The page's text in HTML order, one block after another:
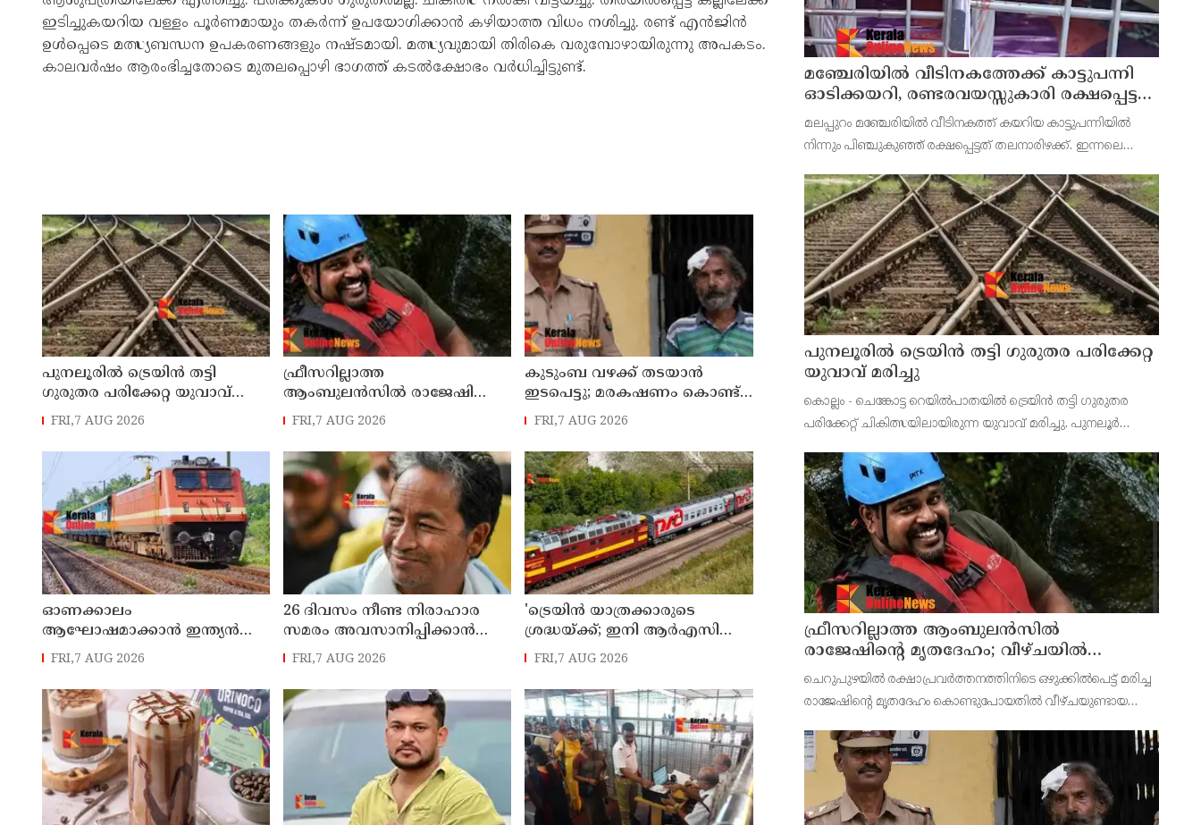
ഇടിച്ചുകയറിയ വള്ളം പൂർണമായും തകർന്ന് ഉപയോഗിക്കാൻ കഴിയാത്ത വിധം നശിച്ചു. രണ്ട് എൻജിൻ
ഉൾപ്പെടെ മത്സ്യബന്ധന ഉപകരണങ്ങളും നഷ്ടമായി. മത്സ്യവുമായി തിരികെ വരുമ്പോഴായിരുന്നു അപകടം.
കാലവർഷം ആരംഭിച്ചതോടെ മുതലപ്പൊഴി ഭാഗത്ത് കടൽക്ഷോഭം വർധിച്ചിട്ടുണ്ട്.
പുനലൂരിൽ ട്രെയിൻ തട്ടി
ഗുരുതര പരിക്കേറ്റ യുവാവ്
മരിച്ചു
FRI,7 AUG 2026
ഫ്രീസറില്ലാത്ത
ആംബുലൻസിൽ രാജേഷിൻ്റെ
മൃതദേഹം; വീഴ്ചയിൽ
എഡിഎം
FRI,7 AUG 2026
കുടുംബ വഴക്ക് തടയാന്‍
ഇടപെട്ടു; മരകഷണം കൊണ്ട്
പിതാവ് മർദിച്ച 17കാരിക്ക്
FRI,7 AUG 2026
ഓണക്കാലം
ആഘോഷമാക്കാൻ ഇന്ത്യൻ
റെയിൽവേ; 112 സ്പെഷ്യൽ
ട്രെയിനുകൾ, ടിക്കറ്റ്
ബുക്കിംഗുകൾ ഉടൻ
ആരംഭിക്കും
FRI,7 AUG 2026
26 ദിവസം നീണ്ട നിരാഹാര
സമരം അവസാനിപ്പിക്കാൻ
പ്രതിപക്ഷ നേതാവ് രാഹുൽ
ഗാന്ധിയുടെ സഹായം
തേടിയിരുന്നു ; സോനം
വാങ്ചുക്
FRI,7 AUG 2026
'ട്രെയിൻ യാത്രക്കാരുടെ
ശ്രദ്ധയ്ക്ക്‌; ഇനി ആർഎസി
ടിക്കറ്റുകാർക്കും കമ്പിളിപ്പുതപ്പ്
ലഭിക്കും
FRI,7 AUG 2026
മഞ്ചേരിയിൽ വീടിനകത്തേക്ക് കാട്ടുപന്നി
ഓടിക്കയറി, രണ്ടരവയസ്സുകാരി രക്ഷപ്പെട്ടത്
തലനാരിഴക്ക്
മലപ്പുറം മഞ്ചേരിയിൽ വീടിനകത്ത് കയറിയ കാട്ടുപന്നിയില്‍
നിന്നും പിഞ്ചുകുഞ്ഞ് രക്ഷപ്പെട്ടത് തലനാരിഴക്ക്. ഇന്നലെ
കള്ളാടിത്തൊടി അലവിയുടെ വീട്ടിലാണ് സംഭവം.
പുനലൂരിൽ ട്രെയിൻ തട്ടി ഗുരുതര പരിക്കേറ്റ
യുവാവ് മരിച്ചു
കൊല്ലം - ചെങ്കോട്ട റെയിൽപാതയിൽ ട്രെയിൻ തട്ടി ഗുരുതര
പരിക്കേറ്റ് ചികിത്സയിലായിരുന്ന യുവാവ് മരിച്ചു. പുനലൂർ
മരിച്ചത്.
ഫ്രീസറില്ലാത്ത ആംബുലൻസിൽ
രാജേഷിൻ്റെ മൃതദേഹം; വീഴ്ചയിൽ
വിശദീകരണം തേടി കണ്ണൂർ എഡിഎം
ചെറുപുഴയിൽ രക്ഷാപ്രവർത്തനത്തിനിടെ ഒഴുക്കിൽപെട്ട് മരിച്ച
രാജേഷിന്‍റെ മൃതദേഹം കൊണ്ടുപോയതിൽ വീഴ്ചയുണ്ടായ
മെഡിക്കൽ കോളേജ് സൂപ്രണ്ടിനോടും വിശദീകരണം തേടി